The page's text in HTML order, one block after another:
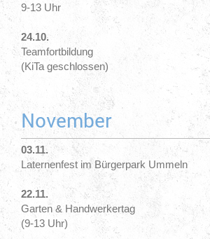
9-13 Uhr
24.10.
Teamfortbildung
(KiTa geschlossen)
November
03.11.
Laternenfest im Bürgerpark Ummeln
22.11.
Garten & Handwerkertag
(9-13 Uhr)